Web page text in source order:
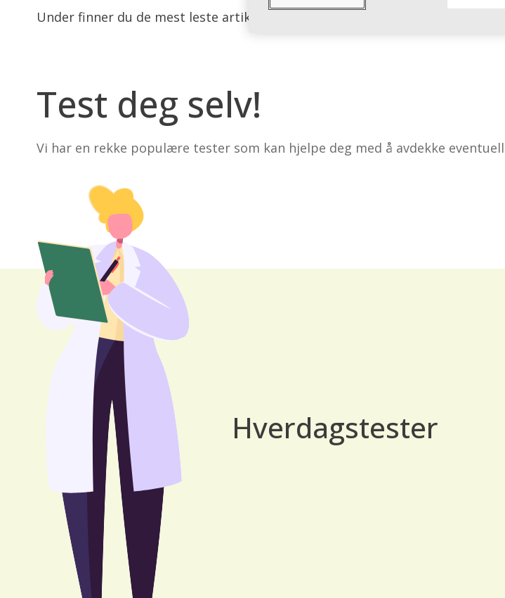
Under finner du de mest leste artiklene på hverdagsplager.no Kanskje de er
Test deg selv!
Vi har en rekke populære tester som kan hjelpe deg med å avdekke
Hverdagstester